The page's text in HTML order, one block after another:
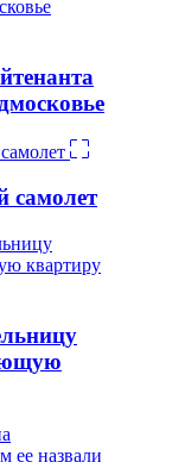
самолет